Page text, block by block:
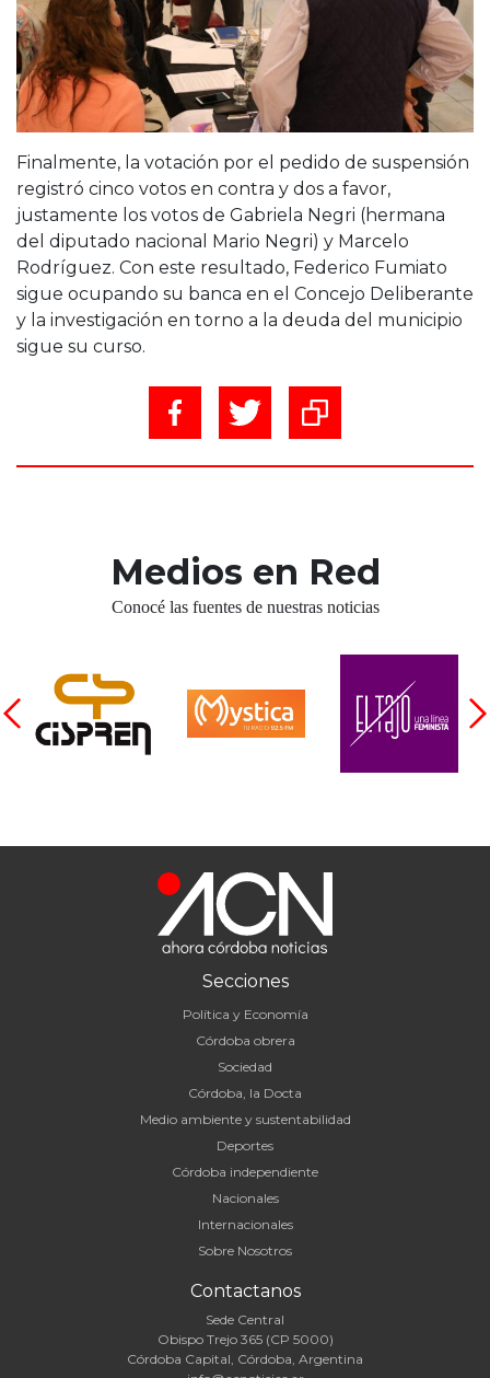
Finalmente, la votación por el pedido de suspensión
registró cinco votos en contra y dos a favor,
justamente los votos de Gabriela Negri (hermana
del diputado nacional Mario Negri) y Marcelo
Rodríguez. Con este resultado, Federico Fumiato
sigue ocupando su banca en el Concejo Deliberante
y la investigación en torno a la deuda del municipio
sigue su curso.
Medios en Red
Conocé las fuentes de nuestras noticias
Secciones
Política y Economía
Córdoba obrera
Sociedad
Córdoba, la Docta
Medio ambiente y sustentabilidad
Deportes
Córdoba independiente
Nacionales
Internacionales
Sobre Nosotros
Contactanos
Sede Central
Obispo Trejo 365 (CP 5000)
Córdoba Capital, Córdoba, Argentina